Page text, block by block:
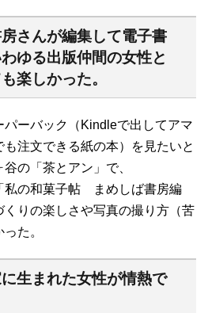
さんが編集して電子書
ゆる出版仲間の女性と
楽しかった。
パーバック（Kindleで出してアマ
注文できる紙の本）を見たいと
の「茶とアン」で、
私の和菓子帖 まめしば書房編
りの楽しさや写真の撮り方（苦
た。
生まれた女性が情熱で